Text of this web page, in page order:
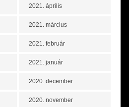
2021. április
2021. március
2021. február
2021. január
2020. december
2020. november